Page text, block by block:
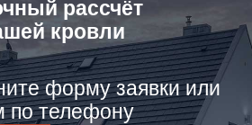
рассчёт
кровли
форму заявки или
по телефону